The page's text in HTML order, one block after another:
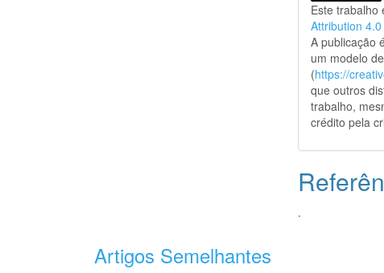
Este
Attribution
A publicação
um modelo
(https://
que outros
trabalho,
crédito pela
.
Artigos Semelhantes